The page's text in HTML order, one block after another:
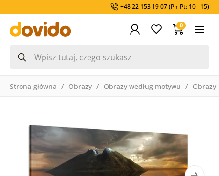
+48 22 153 19 07(Pn-Pt: 10 - 15)
0
Strona główna Obrazy Obrazy według motywu Obrazy